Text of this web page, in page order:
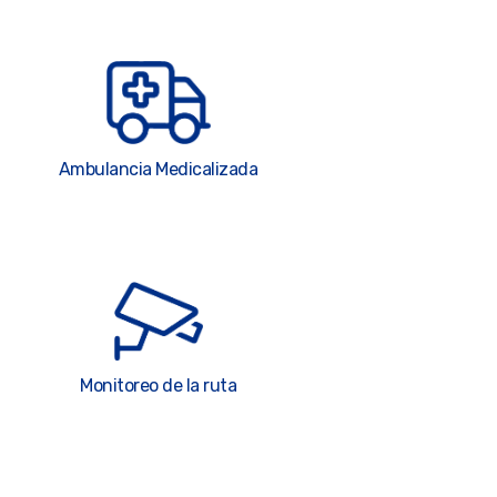
Ambulancia Medicalizada
Monitoreo de la ruta